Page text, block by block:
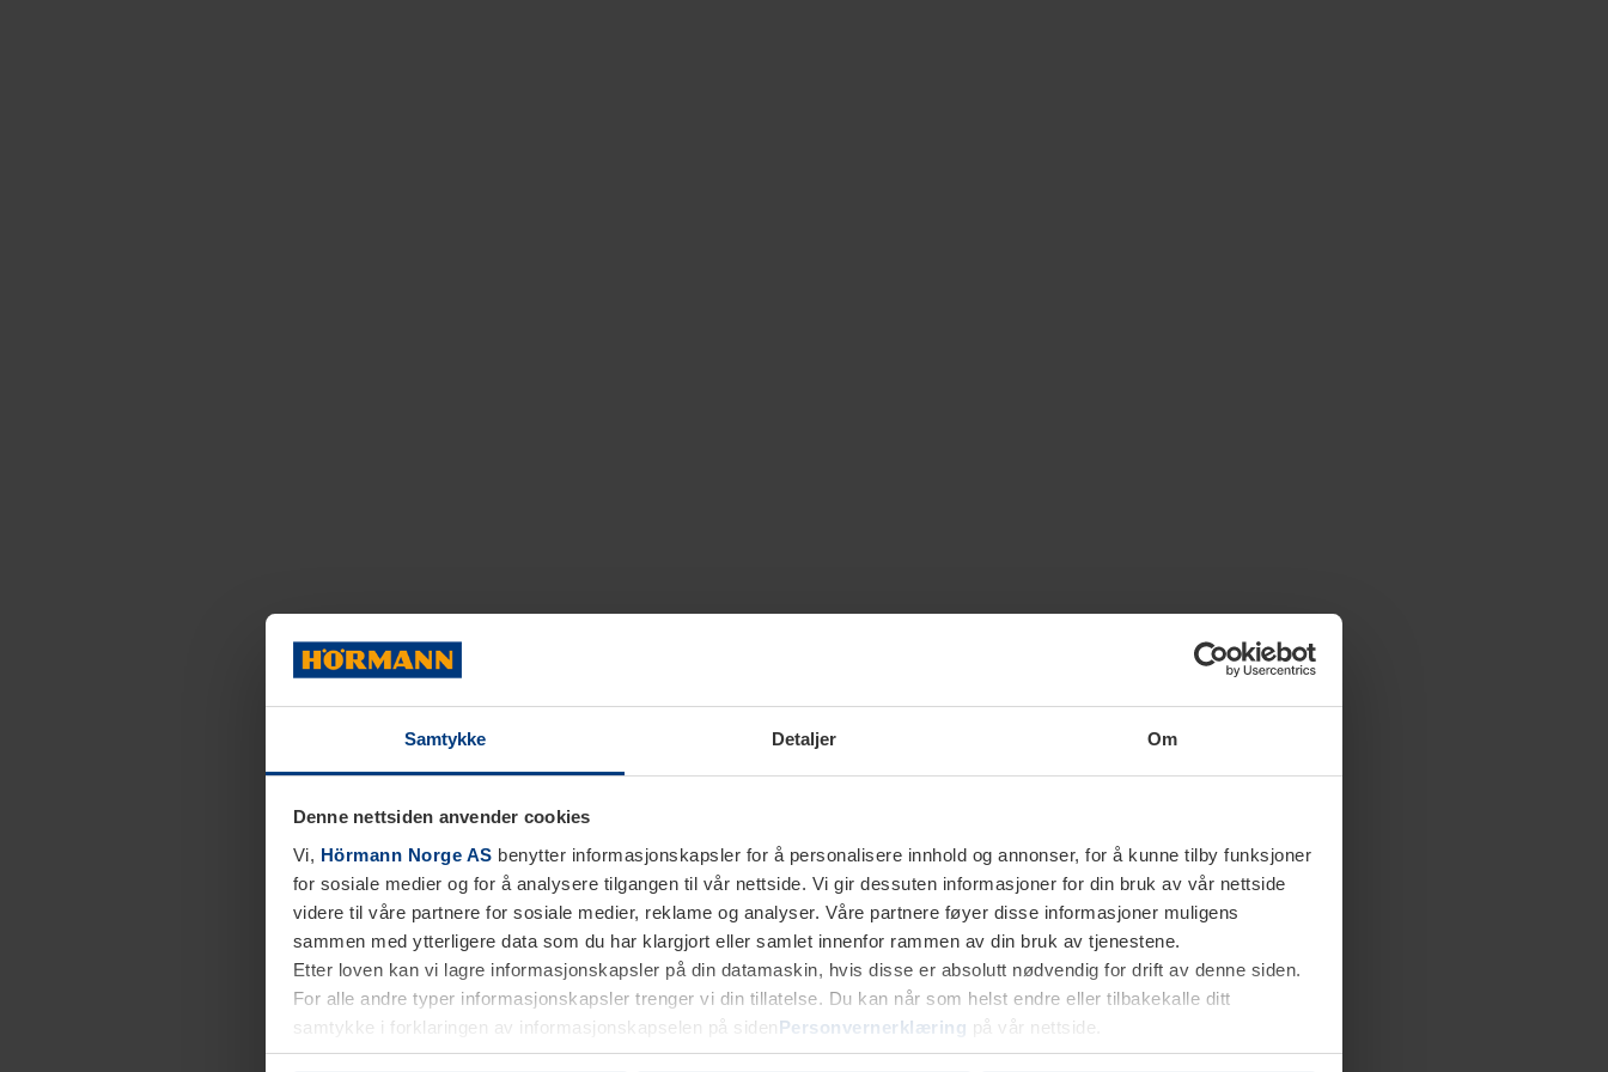
Samtykke Detaljer Om
Denne nettsiden anvender cookies
Vi, Hörmann Norge AS benytter informasjonskapsler for å personalisere innhold og annonser, for å kunne tilby funksjoner
for sosiale medier og for å analysere tilgangen til vår nettside. Vi gir dessuten informasjoner for din bruk av vår nettside
videre til våre partnere for sosiale medier, reklame og analyser. Våre partnere føyer disse informasjoner muligens
sammen med ytterligere data som du har klargjort eller samlet innenfor rammen av din bruk av tjenestene.
Etter loven kan vi lagre informasjonskapsler på din datamaskin, hvis disse er absolutt nødvendig for drift av denne siden.
For alle andre typer informasjonskapsler trenger vi din tillatelse. Du kan når som helst endre eller tilbakekalle ditt
samtykke i forklaringen av informasjonskapselen på sidenPersonvernerklæring på vår nettside.